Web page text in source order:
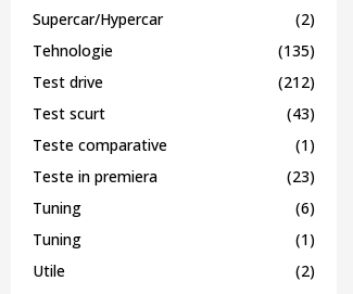
Supercar/Hypercar
(2)
Tehnologie
(135)
Test drive
(212)
Test scurt
(43)
Teste comparative
(1)
Teste in premiera
(23)
Tuning
(6)
Tuning
(1)
Utile
(2)